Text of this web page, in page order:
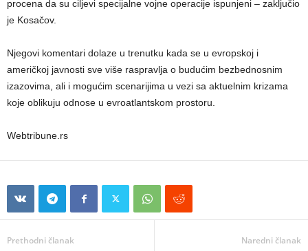
procena da su ciljevi specijalne vojne operacije ispunjeni – zaključio
je Kosačov.
Njegovi komentari dolaze u trenutku kada se u evropskoj i
američkoj javnosti sve više raspravlja o budućim bezbednosnim
izazovima, ali i mogućim scenarijima u vezi sa aktuelnim krizama
koje oblikuju odnose u evroatlantskom prostoru.
Webtribune.rs
Prethodni članak Naredni članak